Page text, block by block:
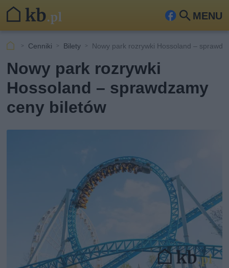
MENU
Fa
ook
Szu
kaj
Cenniki Bilety Nowy park rozrywki Hossoland –
Nowy park rozrywki
Hossoland – sprawdzamy
ceny biletów